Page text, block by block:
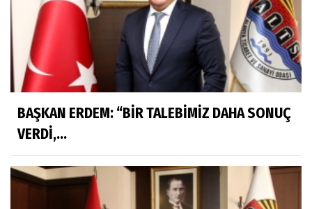
BAŞKAN ERDEM: “BİR TALEBİMİZ DAHA SONUÇ
VERDİ,...